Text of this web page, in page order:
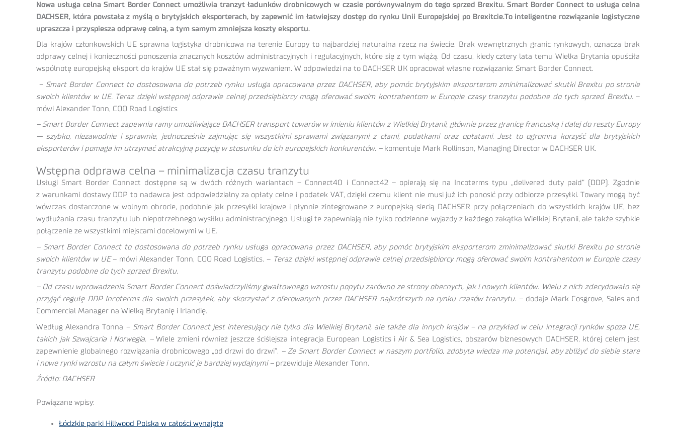
Nowa usługa celna Smart Border Connect umożliwia tranzyt ładunków drobnicowych w czasie porównywalnym do tego sprzed Brexitu. Smart Border Connect to usługa celna
DACHSER, która powstała z myślą o brytyjskich eksporterach, by zapewnić im łatwiejszy dostęp do rynku Unii Europejskiej po Brexitcie.To inteligentne rozwiązanie logistyczne
upraszcza i przyspiesza odprawę celną, a tym samym zmniejsza koszty eksportu.
Dla krajów członkowskich UE sprawna logistyka drobnicowa na terenie Europy to najbardziej naturalna rzecz na świecie. Brak wewnętrznych granic rynkowych, oznacza brak
odprawy celnej i konieczności ponoszenia znacznych kosztów administracyjnych i regulacyjnych, które się z tym wiążą. Od czasu, kiedy cztery lata temu Wielka Brytania opuściła
wspólnotę europejską eksport do krajów UE stał się poważnym wyzwaniem. W odpowiedzi na to DACHSER UK opracował własne rozwiązanie: Smart Border Connect.
– Smart Border Connect to dostosowana do potrzeb rynku usługa opracowana przez DACHSER, aby pomóc brytyjskim eksporterom zminimalizować skutki Brexitu po stronie
swoich klientów w UE. Teraz dzięki wstępnej odprawie celnej przedsiębiorcy mogą oferować swoim kontrahentom w Europie czasy tranzytu podobne do tych sprzed Brexitu. –
mówi Alexander Tonn, COO Road Logistics
– Smart Border Connect zapewnia ramy umożliwiające DACHSER transport towarów w imieniu klientów z Wielkiej Brytanii, głównie przez granicę francuską i dalej do reszty Europy
— szybko, niezawodnie i sprawnie, jednocześnie zajmując się wszystkimi sprawami związanymi z cłami, podatkami oraz opłatami. Jest to ogromna korzyść dla brytyjskich
eksporterów i pomaga im utrzymać atrakcyjną pozycję w stosunku do ich europejskich konkurentów. – komentuje Mark Rollinson, Managing Director w DACHSER UK.
Wstępna odprawa celna – minimalizacja czasu tranzytu
Usługi Smart Border Connect dostępne są w dwóch różnych wariantach ­– Connect40 i Connect42 – opierają się na Incoterms typu „delivered duty paid” (DDP). Zgodnie
z warunkami dostawy DDP to nadawca jest odpowiedzialny za opłaty celne i podatek VAT, dzięki czemu klient nie musi już ich ponosić przy odbiorze przesyłki. Towary mogą być
wówczas dostarczone w wolnym obrocie, podobnie jak przesyłki krajowe i płynnie zintegrowane z europejską siecią DACHSER przy połączeniach do wszystkich krajów UE, bez
wydłużania czasu tranzytu lub niepotrzebnego wysiłku administracyjnego. Usługi te zapewniają nie tylko codzienne wyjazdy z każdego zakątka Wielkiej Brytanii, ale także szybkie
połączenie ze wszystkimi miejscami docelowymi w UE.
– Smart Border Connect to dostosowana do potrzeb rynku usługa opracowana przez DACHSER, aby pomóc brytyjskim eksporterom zminimalizować skutki Brexitu po stronie
swoich klientów w UE– mówi Alexander Tonn, COO Road Logistics. – Teraz dzięki wstępnej odprawie celnej przedsiębiorcy mogą oferować swoim kontrahentom w Europie czasy
tranzytu podobne do tych sprzed Brexitu.
– Od czasu wprowadzenia Smart Border Connect doświadczyliśmy gwałtownego wzrostu popytu zarówno ze strony obecnych, jak i nowych klientów. Wielu z nich zdecydowało się
przyjąć regułę DDP Incoterms dla swoich przesyłek, aby skorzystać z oferowanych przez DACHSER najkrótszych na rynku czasów tranzytu. –dodaje Mark Cosgrove, Sales and
Commercial Manager na Wielką Brytanię i Irlandię.
Według Alexandra Tonna – Smart Border Connect jest interesujący nie tylko dla Wielkiej Brytanii, ale także dla innych krajów – na przykład w celu integracji rynków spoza UE,
takich jak Szwajcaria i Norwegia. –Wiele zmieni również jeszcze ściślejsza integracja European Logistics i Air & Sea Logistics, obszarów biznesowych DACHSER, której celem jest
zapewnienie globalnego rozwiązania drobnicowego „od drzwi do drzwi”. – Ze Smart Border Connect w naszym portfolio, zdobyta wiedza ma potencjał, aby zbliżyć do siebie stare
i nowe rynki wzrostu na całym świecie i uczynić je bardziej wydajnymi – przewiduje Alexander Tonn.
Źródło: DACHSER
Powiązane wpisy:
Łódzkie parki Hillwood Polska w całości wynajęte